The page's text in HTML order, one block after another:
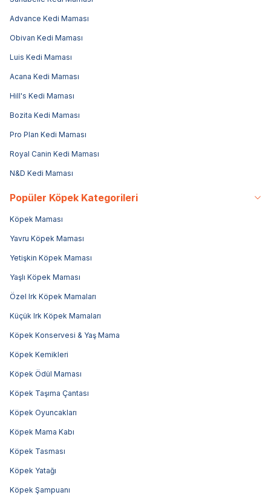
Advance Kedi Maması
Obivan Kedi Maması
Luis Kedi Maması
Acana Kedi Maması
Hill's Kedi Maması
Bozita Kedi Maması
Pro Plan Kedi Maması
Royal Canin Kedi Maması
N&D Kedi Maması
Popüler Köpek Kategorileri
Köpek Maması
Yavru Köpek Maması
Yetişkin Köpek Maması
Yaşlı Köpek Maması
Özel Irk Köpek Mamaları
Küçük Irk Köpek Mamaları
Köpek Konservesi & Yaş Mama
Köpek Kemikleri
Köpek Ödül Maması
Köpek Taşıma Çantası
Köpek Oyuncakları
Köpek Mama Kabı
Köpek Tasması
Köpek Yatağı
Köpek Şampuanı